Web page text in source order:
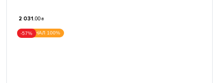
2 031 .00 ₴
ОРИГІНАЛ 100%
-57%